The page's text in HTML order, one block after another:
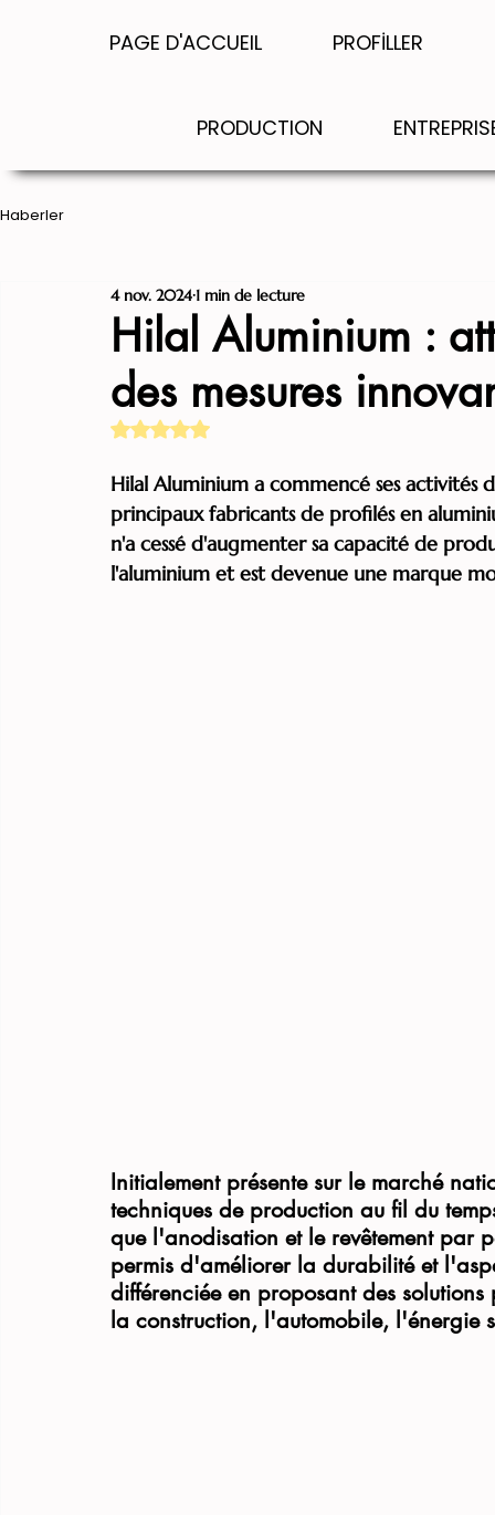
PAGE D'ACCUEIL PROFİLLER
PRODUCTION
Haberler
Hilal Aluminium :
des mesures
4 nov. 20241 min de lecture
Noté NaN étoiles sur 5.
Hilal Aluminium a commencé ses activités
principaux fabricants de profilés en
n'a cessé d'augmenter sa capacité de
l'aluminium et est devenue une marque
Initialement présente sur le marché
techniques de production au fil du
que l'anodisation et le revêtement par
permis d'améliorer la durabilité et
différenciée en proposant des
la construction, l'automobile, l'énergie